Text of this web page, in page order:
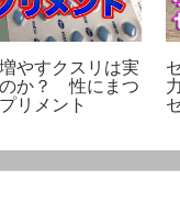
やすクスリは実
か？ 性にまつ
リメント